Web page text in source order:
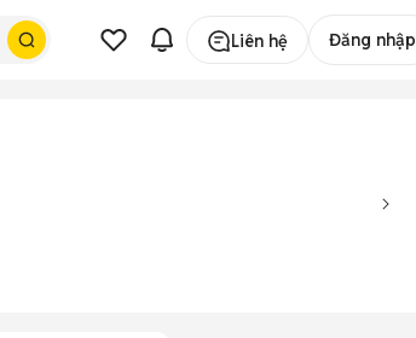
Liên hệ Đăng nhập